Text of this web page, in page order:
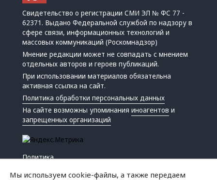
Свидетельство о регистрации СМИ ЭЛ № ФС 77 -
62371. Выдано Федеральной службой по надзору в
сфере связи, информационных технологий и
массовых коммуникаций (Роскомнадзор)
Мнение редакции может не совпадать с мнением
отдельных авторов и героев публикаций.
При использовании материалов обязательна
активная ссылка на сайт.
Политика обработки персональных данных
На сайте возможны упоминанияиноагентов и
запрещенных организаций
Политика
Мы используем cookie-файлы, а также передаем